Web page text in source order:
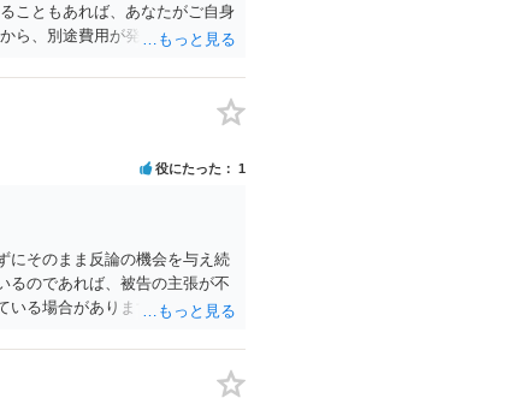
こともあれば、あなたがご自身
ら、別途費用が発生することも
役にたった 1
にそのまま反論の機会を与え続
るのであれば、被告の主張が不
いる場合があります。被告がこ